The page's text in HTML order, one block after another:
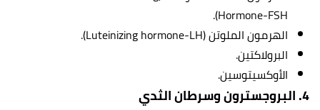
Hormone-FSH).
الهرمون الملوتن (Luteinizing hormone-LH).
البرولاكتين.
الأوكسيتوسين.
4. البروجسترون وسرطان الثدي